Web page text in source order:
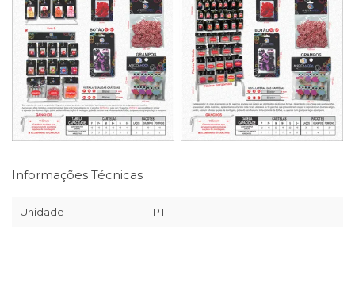
Informações Técnicas
Unidade PT